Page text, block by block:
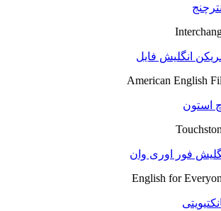
انگلیش فایل
American English
استون
فور اوری وان
English for